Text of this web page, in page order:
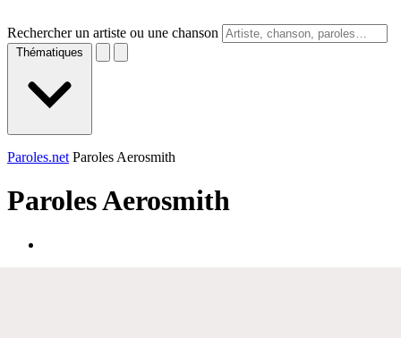
Rechercher un artiste ou une chanson
Thématiques
Paroles.net Paroles Aerosmith
ParolesAerosmith